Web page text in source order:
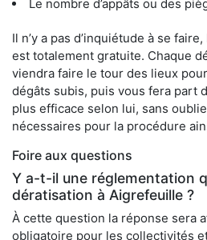
Le nombre d’appâts ou des
Il n’y a pas d’inquiétude à se
est totalement gratuite. Chaque
viendra faire le tour des lieux
dégâts subis, puis vous fera part
plus efficace selon lui, sans
nécessaires pour la procédure
Foire aux questions
Y a-t-il une réglementation
dératisation à Aigrefeuille ?
À cette question la réponse sera
obligatoire pour les collectivités